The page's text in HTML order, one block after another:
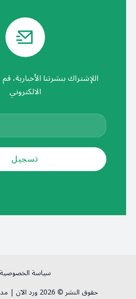
اللإشتراك بنشرتنا
الالكتروني
سياسة الخصوصية
حقوق النشر © 2026 ورد الآن | مدعوم من DS2Pro